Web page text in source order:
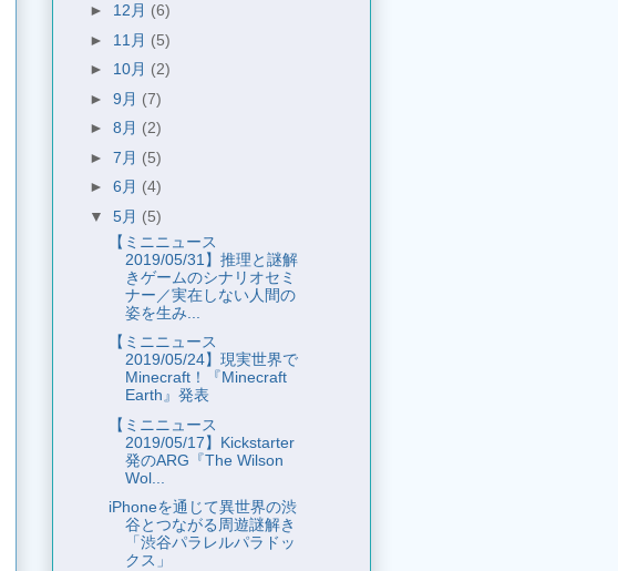
► 12月 (6)
► 11月 (5)
► 10月 (2)
► 9月 (7)
► 8月 (2)
► 7月 (5)
► 6月 (4)
▼ 5月 (5)
【ミニニュース
2019/05/31】推理と謎解
きゲームのシナリオセミ
ナー／実在しない人間の
姿を生み...
【ミニニュース
2019/05/24】現実世界で
Minecraft！『Minecraft
Earth』発表
【ミニニュース
2019/05/17】Kickstarter
発のARG『The Wilson
Wol...
iPhoneを通じて異世界の渋
谷とつながる周遊謎解き
「渋谷パラレルパラドッ
クス」